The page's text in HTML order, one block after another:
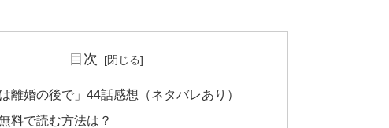
目次
は離婚の後で」44話感想（ネタバレあり）
料で読む方法は？